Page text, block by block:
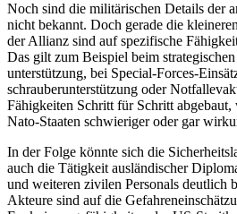
Noch sind die militärischen Details der
nicht be­kannt. Doch gerade die
der Allianz sind auf spezi­fische
Das gilt zum Beispiel beim
unterstützung, bei Special-Forces-
schrauberunterstützung oder
Fähigkeiten Schritt für Schritt abgebaut,
Nato-Staaten schwieriger oder gar
In der Folge könnte sich die
auch die Tätig­keit ausländischer
und weiteren zivilen Personals deutlich
Akteu­re sind auf die